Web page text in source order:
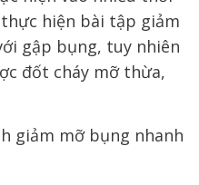
hiện bài tập giảm
gập bụng, tuy nhiên
đốt cháy mỡ thừa,
giảm mỡ bụng nhanh